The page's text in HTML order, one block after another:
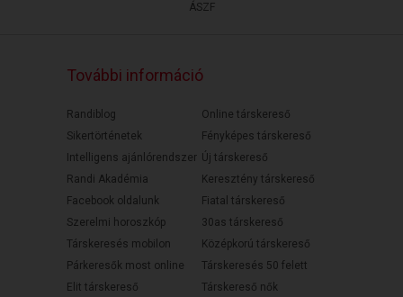
ÁSZF
További információ
Randiblog
Sikertörténetek
Intelligens ajánlórendszer
Randi Akadémia
Facebook oldalunk
Szerelmi horoszkóp
Társkeresés mobilon
Párkeresők most online
Elit társkereső
Online társkereső
Fényképes társkereső
Új társkereső
Keresztény társkereső
Fiatal társkereső
30as társkereső
Középkorú társkereső
Társkeresés 50 felett
Társkereső nők